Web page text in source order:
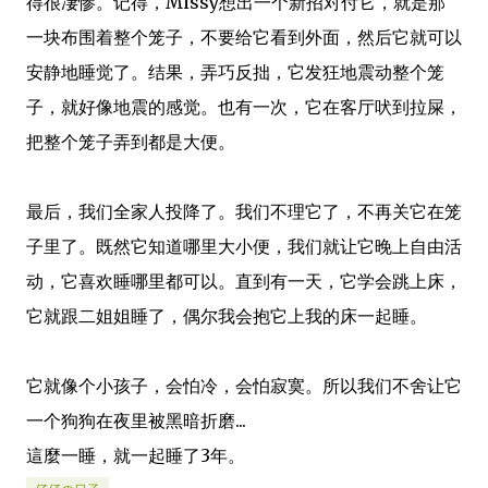
一块布围着整个笼子，不要给它看到外面，然后它就可以
安静地睡觉了。结果，弄巧反拙，它发狂地震动整个笼
子，就好像地震的感觉。也有一次，它在客厅吠到拉屎，
把整个笼子弄到都是大便。
最后，我们全家人投降了。我们不理它了，不再关它在笼
子里了。既然它知道哪里大小便，我们就让它晚上自由活
动，它喜欢睡哪里都可以。直到有一天，它学会跳上床，
它就跟二姐姐睡了，偶尔我会抱它上我的床一起睡。
它就像个小孩子，会怕冷，会怕寂寞。所以我们不舍让它
一个狗狗在夜里被黑暗折磨...
這麼一睡，就一起睡了3年。